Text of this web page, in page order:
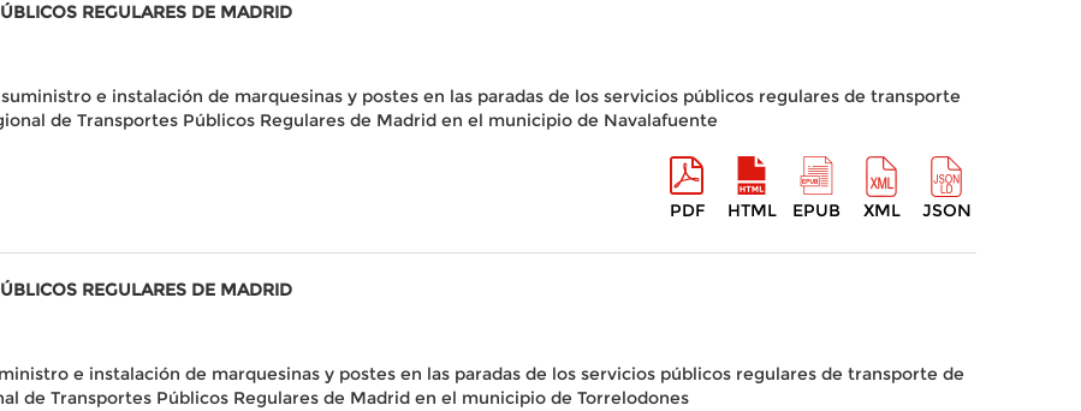
REGULARES DE MADRID
e instalación de marquesinas y postes en las paradas de los servicios públicos regulares de transporte
de Transportes Públicos Regulares de Madrid en el municipio de Navalafuente
PDF HTML EPUB XML JSON
REGULARES DE MADRID
e instalación de marquesinas y postes en las paradas de los servicios públicos regulares de transporte de
de Transportes Públicos Regulares de Madrid en el municipio de Torrelodones